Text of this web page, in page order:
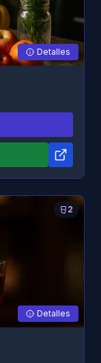
Detalles
2
Detalles